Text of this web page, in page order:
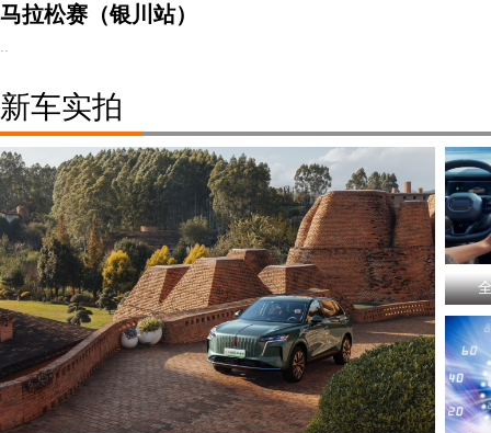
马拉松赛（银川站）
新车实拍